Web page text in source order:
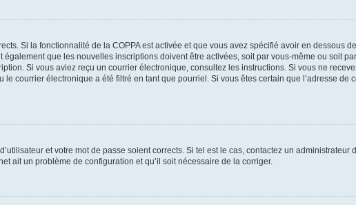
Si la fonctionnalité de la COPPA est activée et que vous avez spécifié avoir en dessous
que les nouvelles inscriptions doivent être activées, soit par vous-même ou soit
Si vous aviez reçu un courrier électronique, consultez les instructions. Si vous ne
courrier électronique a été filtré en tant que pourriel. Si vous êtes certain que l’adresse de
et votre mot de passe soient corrects. Si tel est le cas, contactez un administrateur
ait un problème de configuration et qu’il soit nécessaire de la corriger.